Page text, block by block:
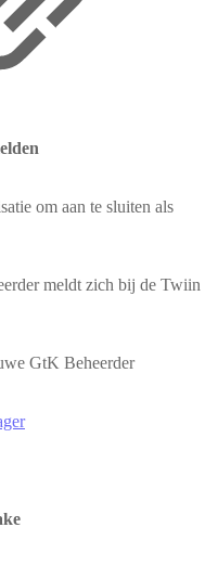
om aan te sluiten als
meldt zich bij de Twiin
GtK Beheerder